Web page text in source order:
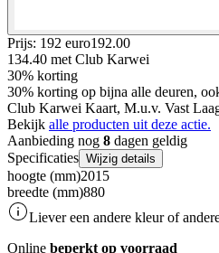
Prijs: 192 euro192.00
134.40 met Club Karwei
30% korting
30% korting op bijna alle deuren,
Club Karwei Kaart, M.u.v. Vast
Bekijk alle producten uit deze actie.
Aanbieding nog 8 dagen geldig
Specificaties Wijzig details
hoogte (mm)2015
breedte (mm)880
Liever een andere kleur of
Online beperkt op voorraad